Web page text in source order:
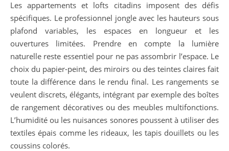
Les appartements et lofts citadins imposent des défis
spécifiques. Le professionnel jongle avec les hauteurs sous
plafond variables, les espaces en longueur et les
ouvertures limitées. Prendre en compte la lumière
naturelle reste essentiel pour ne pas assombrir l’espace. Le
choix du papier-peint, des miroirs ou des teintes claires fait
toute la différence dans le rendu final. Les rangements se
veulent discrets, élégants, intégrant par exemple des boîtes
de rangement décoratives ou des meubles multifonctions.
L’humidité ou les nuisances sonores poussent à utiliser des
textiles épais comme les rideaux, les tapis douillets ou les
coussins colorés.